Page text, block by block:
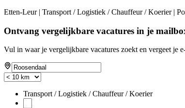
Etten-Leur | Transport / Logistiek / Chauffeur / Koerier |
Ontvang vergelijkbare vacatures in je
Vul in waar je vergelijkbare vacatures zoekt en vergeet je
Transport / Logistiek / Chauffeur / Koerier